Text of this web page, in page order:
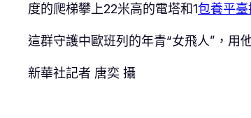
度的爬梯攀上22米高的電塔和1包養平
這群守護中歐班列的年青“女飛人”，用
新華社記者 唐奕 攝